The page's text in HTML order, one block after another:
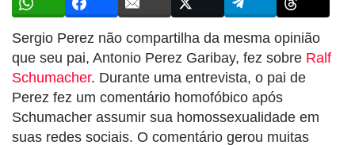
Sergio Perez não compartilha da mesma opinião
que seu pai, Antonio Perez Garibay, fez sobre Ralf
Schumacher. Durante uma entrevista, o pai de
Perez fez um comentário homofóbico após
Schumacher assumir sua homossexualidade em
suas redes sociais. O comentário gerou muitas